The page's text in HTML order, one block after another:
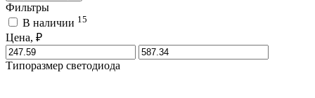
Фильтры
В наличии 15
Цена, ₽
Типоразмер светодиода